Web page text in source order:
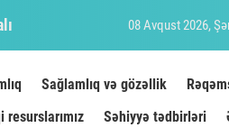
08 Avqust 2026,
Sağlamlıq və gözəllik
resurslarımız Səhiyyə tədbirləri